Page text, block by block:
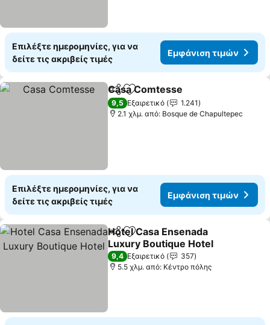
Επιλέξτε ημερομηνίες, για να
δείτε τις ακριβείς τιμές
Εμφάνιση τιμών
Κοινοποίηση
Προσθήκη στα αγαπημένα
Casa Comtesse
9,5 Εξαιρετικό
1.241
2.1 χλμ. από: Bosque de Chapultepec
Επιλέξτε ημερομηνίες, για να
δείτε τις ακριβείς τιμές
Εμφάνιση τιμών
Κοινοποίηση
Προσθήκη στα αγαπημένα
Hotel Casa Ensenada
Luxury Boutique Hotel
Εμφάνιση τιμών
9,4 Εξαιρετικό
357
5.5 χλμ. από: Κέντρο πόλης